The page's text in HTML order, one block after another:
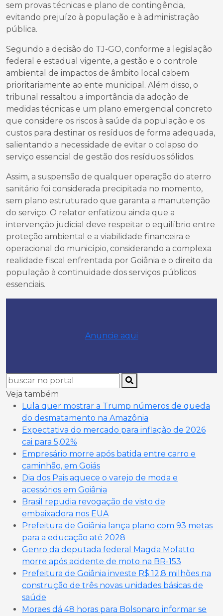
sem provas técnicas e plano de contingência,
evitando prejuízo à população e à administração
pública.
Segundo a decisão do TJ-GO, conforme a legislação
federal e estadual vigente, a gestão e o controle
ambiental de impactos de âmbito local cabem
prioritariamente ao ente municipal. Além disso, o
tribunal ressaltou a importância da adoção de
medidas técnicas e um plano emergencial concreto
que considere os riscos à saúde da população e os
custos para destinar os resíduos de forma adequada,
salientando a necessidade de evitar o colapso do
serviço essencial de gestão dos resíduos sólidos.
Assim, a suspensão de qualquer operação do aterro
sanitário foi considerada precipitada no momento,
sem plano estruturado que garanta a manutenção
do serviço. O relator enfatizou ainda que a
intervenção judicial deve respeitar o equilíbrio entre
proteção ambiental e a viabilidade financeira e
operacional do município, considerando a complexa
realidade fiscal enfrentada por Goiânia e o direito da
população à continuidade dos serviços públicos
essenciais.
Anuncie aqui
Veja também
Lula quer mostrar a Trump números de queda
do desmatamento na Amazônia
Expectativa do mercado para inflação de 2026
cai para 5,02%
Empresário morre após batida entre carro e
caminhão, em Goiás
Dia dos Pais aquece o varejo de moda e
acessórios em Goiânia
Brasil repudia revogação de visto de
embaixadora nos EUA
Prefeitura de Goiânia lança plano com 93 metas
para a educação até 2028
Genro da deputada federal Magda Mofatto
morre após acidente de moto na BR-153
Prefeitura de Goiânia investe R$ 12,8 milhões na
construção de três novas unidades básicas de
saúde
Moraes dá 48 horas para Bolsonaro informar se